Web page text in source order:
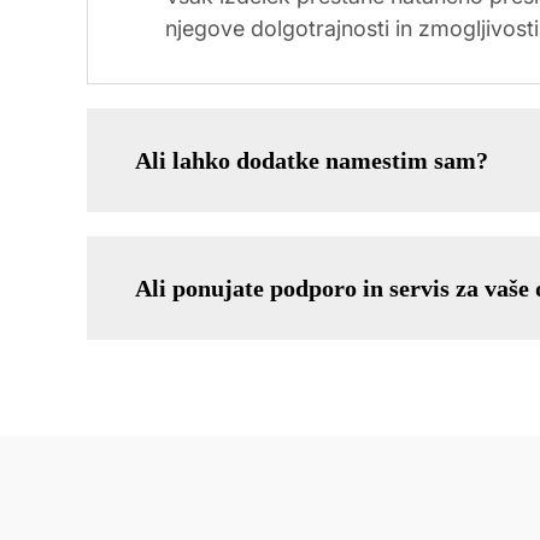
njegove dolgotrajnosti in
Ali lahko dodatke namestim sam?
Ali ponujate podporo in servis za vaše